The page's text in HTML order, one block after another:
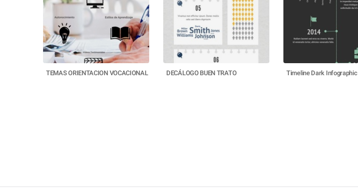
TEMAS ORIENTACION VOCACIONAL DECÁLOGO BUEN TRATO Timeline Dark Infographic